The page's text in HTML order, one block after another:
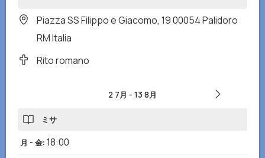
Piazza SS Filippo e Giacomo, 19 00054 Palidoro
RM Italia
Rito romano
2 7月 - 13 8月
ミサ
月 - 金: 18:00